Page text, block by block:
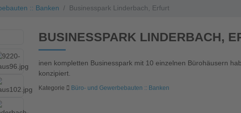
:: Banken Businesspark Linderbach, Erfurt
BUSINESSPARK LINDERBACH,
inen kompletten Businesspark mit 10 einzelnen Bürohäusern
konzipiert.
Kategorie Büro- und Gewerbebauten :: Banken